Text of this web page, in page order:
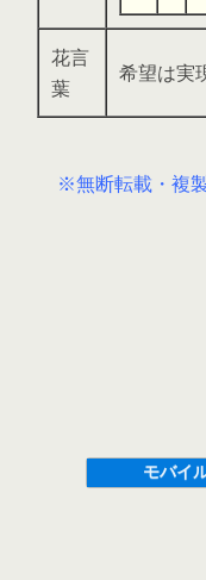
花言
葉
希望は実
※無断転載・複
モバイ